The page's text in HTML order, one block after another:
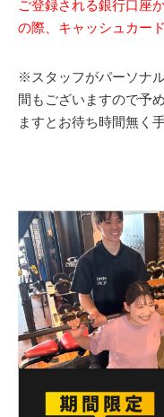
ご登録される銀行口座
の際、キャッシュカー
※スタッフがパーソナ
間もございますので予
ますとお待ち時間無く